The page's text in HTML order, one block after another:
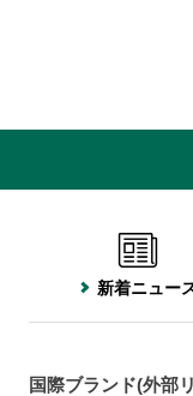
新着ニュー
国際ブランド(外部